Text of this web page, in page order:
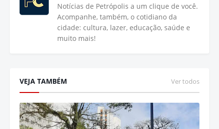
Notícias de Petrópolis a um clique de você.
Acompanhe, também, o cotidiano da
cidade: cultura, lazer, educação, saúde e
muito mais!
VEJA TAMBÉM Ver todos